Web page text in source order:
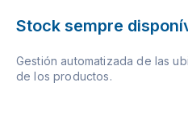
Stock sempre
Gestión automatizada de las
de los productos.